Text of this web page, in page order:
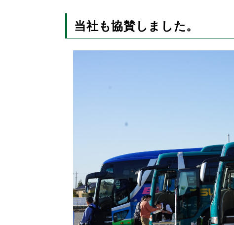
当社も協賛しました。